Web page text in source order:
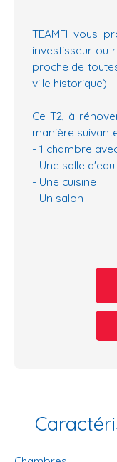
TEAMFI vous
investisseur ou
proche de
ville historique).
Ce T2, à
manière
- 1 chambre
- Une salle d'eau
- Une cuisine
- Un salon